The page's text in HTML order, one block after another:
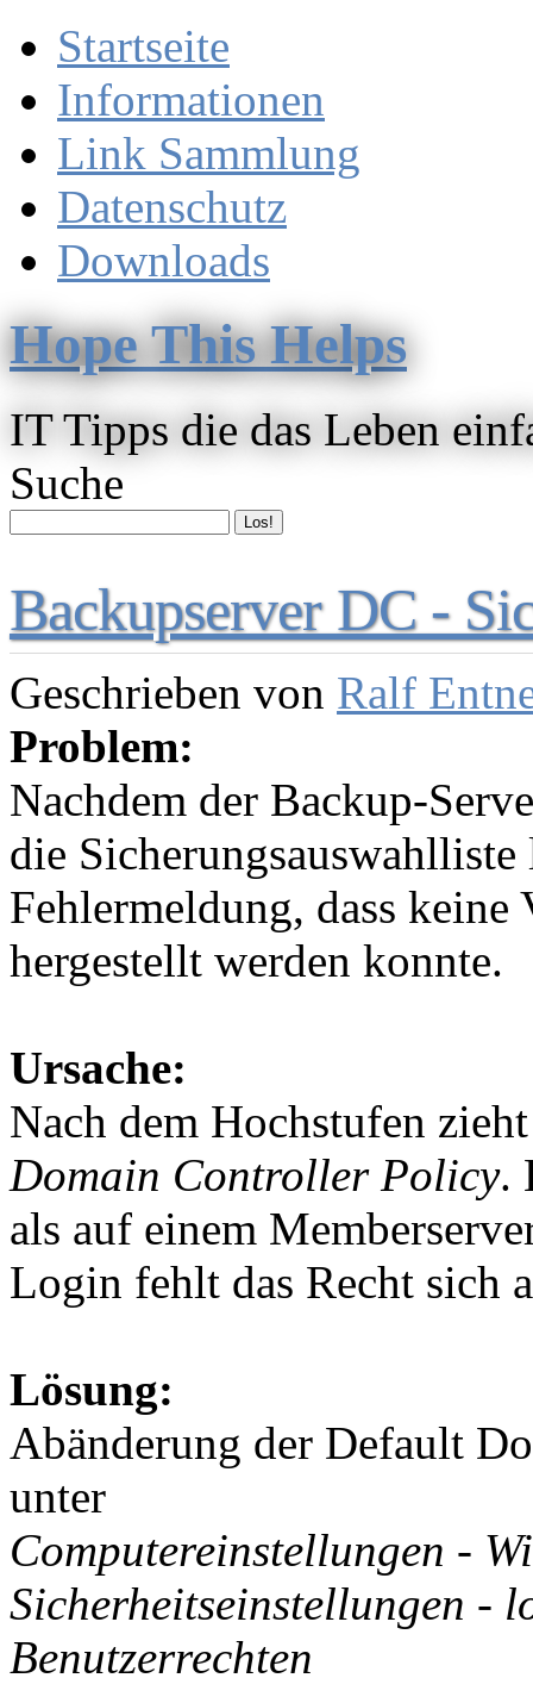
Startseite
Informationen
Link Sammlung
Datenschutz
Downloads
Hope This Helps
IT Tipps die das Leben
Suche
Backupserver DC -
Geschrieben von Ralf
Problem:
Nachdem der Backup-
die
Fehlermeldung, dass
hergestellt werden konnte.
Ursache:
Nach dem Hochstufen
Domain Controller Policy.
als auf einem
Login fehlt das Recht sich
Lösung:
Abänderung der Default
unter
Computereinstellungen -
Sicherheitseinstellungen -
Benutzerrechten